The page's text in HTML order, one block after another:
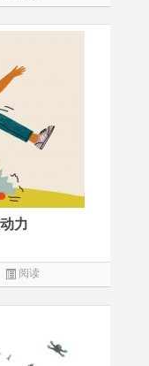
力
阅读